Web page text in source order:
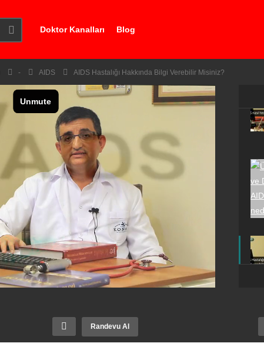
Doktor Kanalları Blog
- AIDS AIDS Hastalığı Hakkında Bilgi Verebilir Misiniz?
Randevu Al